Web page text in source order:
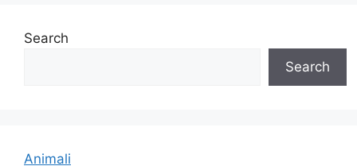
Search
Search
Animali